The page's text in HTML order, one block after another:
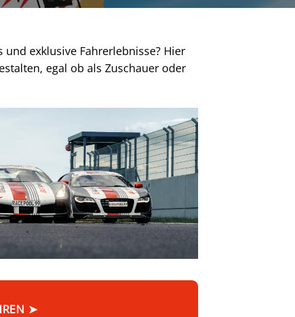
exklusive Fahrerlebnisse? Hier
egal ob als Zuschauer oder
➤